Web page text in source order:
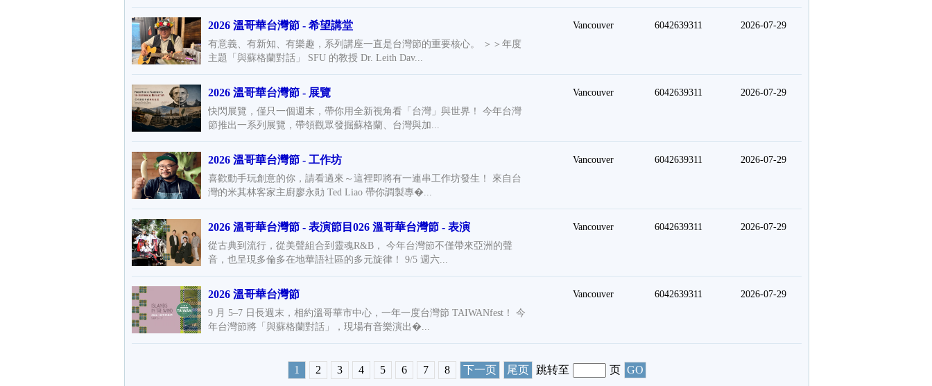
2026 溫哥華台灣節 - 希望講堂
有意義、有新知、有樂趣，系列講座一直是台灣節的重要核心。 ＞＞年度
主題「與蘇格蘭對話」 SFU 的教授 Dr. Leith Dav...
Vancouver 6042639311 2026-07-29
2026 溫哥華台灣節 - 展覽
快閃展覽，僅只一個週末，帶你用全新視角看「台灣」與世界！ 今年台灣
節推出一系列展覽，帶領觀眾發掘蘇格蘭、台灣與加...
Vancouver 6042639311 2026-07-29
2026 溫哥華台灣節 - 工作坊
喜歡動手玩創意的你，請看過來～這裡即將有一連串工作坊發生！ 來自台
灣的米其林客家主廚廖永勛 Ted Liao 帶你調製專�...
Vancouver 6042639311 2026-07-29
2026 溫哥華台灣節 - 表演節目026 溫哥華台灣節 - 表演
從古典到流行，從美聲組合到靈魂R&B， 今年台灣節不僅帶來亞洲的聲
音，也呈現多倫多在地華語社區的多元旋律！ 9/5 週六...
Vancouver 6042639311 2026-07-29
2026 溫哥華台灣節
9 月 5–7 日長週末，相約溫哥華市中心，一年一度台灣節 TAIWANfest！ 今
年台灣節將「與蘇格蘭對話」，現場有音樂演出�...
Vancouver 6042639311 2026-07-29
1 2 3 4 5 6 7 8 下一页 尾页 跳转至 页